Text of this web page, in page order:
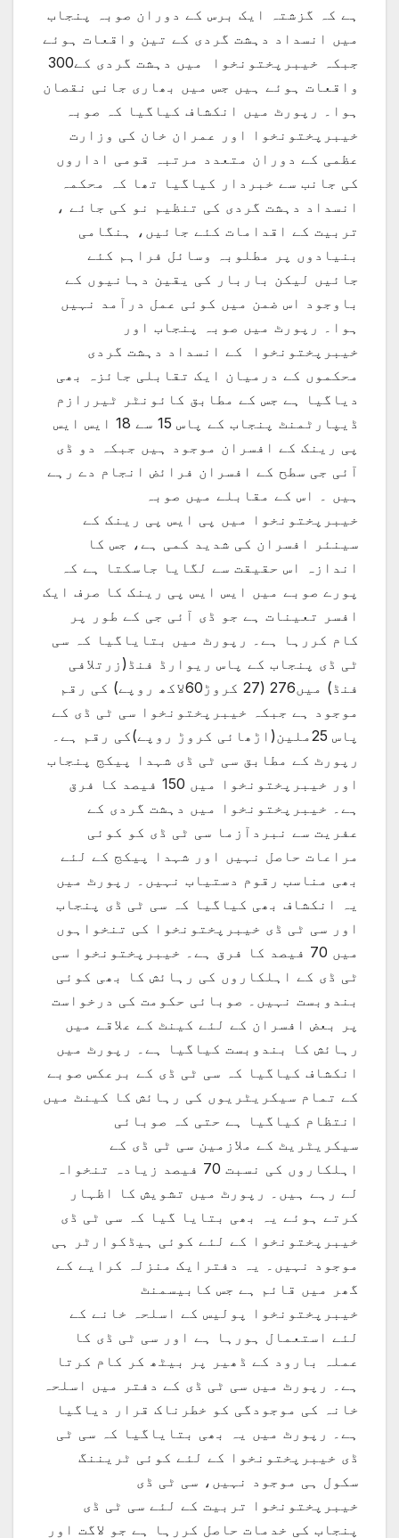
ہے کہ گزشتہ ایک برس کے دوران صوبہ پنجاب
میں انسداد دہشت گردی کے تین واقعات ہوئے
جبکہ خیبرپختونخوا میں دہشت گردی کے300
واقعات ہوئے ہیں جس میں بھاری جانی نقصان
ہوا۔ رپورٹ میں انکشاف کیاگیا کہ صوبہ
خیبرپختونخوا اور عمران خان کی وزارت
عظمی کے دوران متعدد مرتبہ قومی اداروں
کی جانب سے خبردار کیاگیا تھا کہ محکمہ
انسداد دہشت گردی کی تنظیم نو کی جائے ،
تربیت کے اقدامات کئے جائیں، ہنگامی
بنیادوں پر مطلوبہ وسائل فراہم کئے
جائیں لیکن باربار کی یقین دہانیوں کے
باوجود اس ضمن میں کوئی عمل درآمد نہیں
ہوا۔ رپورٹ میں صوبہ پنجاب اور
خیبرپختونخوا کے انسداد دہشت گردی
محکموں کے درمیان ایک تقابلی جائزہ بھی
دیاگیا ہے جس کے مطابق کائونٹر ٹیررازم
ڈیپارٹمنٹ پنجاب کے پاس 15 سے 18 ایس ایس
پی رینک کے افسران موجود ہیں جبکہ دو ڈی
آئی جی سطح کے افسران فرائض انجام دے رہے
ہیں ۔ اس کے مقابلے میں صوبہ
خیبرپختونخوا میں پی ایس پی رینک کے
سینئر افسران کی شدید کمی ہے، جس کا
اندازہ اس حقیقت سے لگایا جاسکتا ہے کہ
پورے صوبے میں ایس ایس پی رینک کا صرف ایک
افسر تعینات ہے جو ڈی آئی جی کے طور پر
کام کررہا ہے۔ رپورٹ میں بتایاگیا کہ سی
ٹی ڈی پنجاب کے پاس ریوارڈ فنڈ(زرتلافی
فنڈ) میں276 (27 کروڑ60لاکھ روپے) کی رقم
موجود ہے جبکہ خیبرپختونخوا سی ٹی ڈی کے
پاس 25ملین(اڑھائی کروڑ روپے)کی رقم ہے۔
رپورٹ کے مطابق سی ٹی ڈی شہدا پیکج پنجاب
اور خیبرپختونخوا میں 150 فیصد کا فرق
ہے۔ خیبرپختونخوا میں دہشت گردی کے
عفریت سے نبردآزما سی ٹی ڈی کو کوئی
مراعات حاصل نہیں اور شہدا پیکج کے لئے
بھی مناسب رقوم دستیاب نہیں۔ رپورٹ میں
یہ انکشاف بھی کیاگیا کہ سی ٹی ڈی پنجاب
اور سی ٹی ڈی خیبرپختونخوا کی تنخواہوں
میں 70 فیصد کا فرق ہے۔ خیبرپختونخوا سی
ٹی ڈی کے اہلکاروں کی رہائش کا بھی کوئی
بندوبست نہیں۔ صوبائی حکومت کی درخواست
پر بعض افسران کے لئے کینٹ کے علاقے میں
رہائش کا بندوبست کیاگیا ہے۔ رپورٹ میں
انکشاف کیاگیا کہ سی ٹی ڈی کے برعکس صوبے
کے تمام سیکریٹریوں کی رہائش کا کینٹ میں
انتظام کیاگیا ہے حتی کہ صوبائی
سیکریٹریٹ کے ملازمین سی ٹی ڈی کے
اہلکاروں کی نسبت 70 فیصد زیادہ تنخواہ
لے رہے ہیں۔ رپورٹ میں تشویش کا اظہار
کرتے ہوئے یہ بھی بتایا گیا کہ سی ٹی ڈی
خیبرپختونخوا کے لئے کوئی ہیڈکوارٹر ہی
موجود نہیں۔ یہ دفترایک منزلہ کرایے کے
گھر میں قائم ہے جس کابیسمنٹ
خیبرپختونخوا پولیس کے اسلحہ خانے کے
لئے استعمال ہورہا ہے اور سی ٹی ڈی کا
عملہ بارود کے ڈھیر پر بیٹھ کر کام کرتا
ہے۔ رپورٹ میں سی ٹی ڈی کے دفتر میں اسلحہ
خانہ کی موجودگی کو خطرناک قرار دیاگیا
ہے۔ رپورٹ میں یہ بھی بتایاگیا کہ سی ٹی
ڈی خیبرپختونخوا کے لئے کوئی ٹریننگ
سکول ہی موجود نہیں، سی ٹی ڈی
خیبرپختونخوا تربیت کے لئے سی ٹی ڈی
پنجاب کی خدمات حاصل کررہا ہے جو لاگت اور